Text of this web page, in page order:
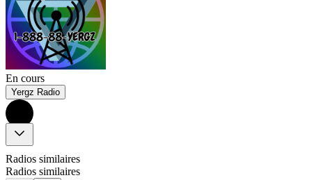
En cours
Yergz Radio
Radios similaires
Radios similaires